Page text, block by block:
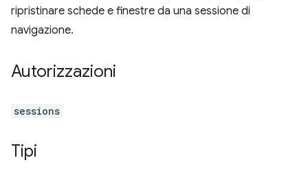
ripristinare schede e finestre da una sessione di
navigazione.
Autorizzazioni
sessions
Tipi